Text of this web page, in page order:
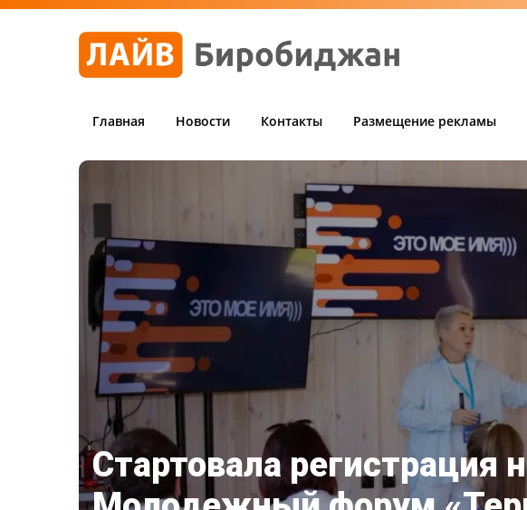
Главная Новости Контакты Размещение рекламы
Стартовала регистрация